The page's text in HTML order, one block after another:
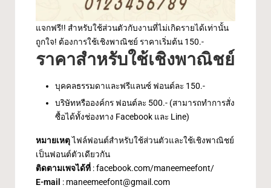
แจกฟรี!! สำหรับใช้ส่วนตัวกับงานที่ไม่เกิดรายได้เท่านั้น
ถูกใจ! ต้องการใช้เชิงพาณิชย์ ราคาเริ่มต้น 150.-
ราคาสำหรับใช้เชิงพาณิชย์
บุคคลธรรมดาและฟรีแลนซ์ ฟอนต์ละ 150.-
บริษัทหรือองค์กร ฟอนต์ละ 500.- (สามารถทำการสั่ง
ซื้อได้ทั้งช่องทาง Facebook และ Line)
หมายเหตุไฟล์ฟอนต์สำหรับใช้ส่วนตัวและใช้เชิงพาณิชย์
เป็นฟอนต์ตัวเดียวกัน
ติดตามเพจได้ที่ :facebook.com/maneemeefont/
E-mail : maneemeefont@gmail.com